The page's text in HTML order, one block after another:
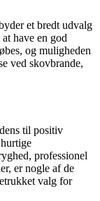
et bredt udvalg
have en god
og muligheden
ved skovbrande,
til positiv
professionel
er nogle af de
valg for